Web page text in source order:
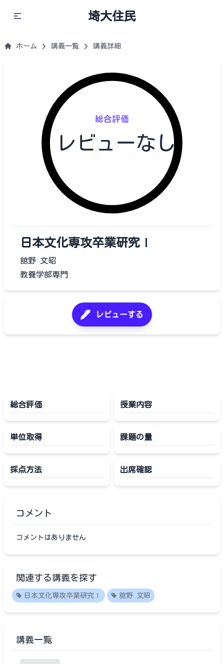
埼大住民
ホーム 講義一覧 講義詳細
総合評価
レビューなし
日本文化専攻卒業研究Ⅰ
舘野 文昭
教養学部専門
レビューする
総合評価 授業内容
単位取得 課題の量
採点方法 出席確認
コメント
コメントはありません
関連する講義を探す
日本文化専攻卒業研究Ⅰ 舘野 文昭
講義一覧